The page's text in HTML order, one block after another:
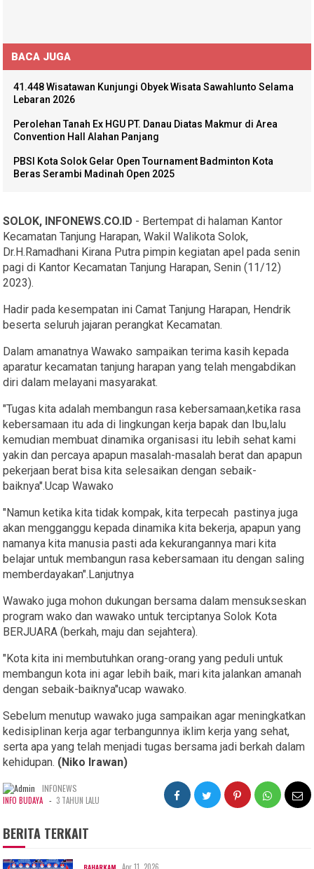
BACA JUGA
41.448 Wisatawan Kunjungi Obyek Wisata Sawahlunto Selama
Lebaran 2026
Perolehan Tanah Ex HGU PT. Danau Diatas Makmur di Area
Convention Hall Alahan Panjang
PBSI Kota Solok Gelar Open Tournament Badminton Kota
Beras Serambi Madinah Open 2025
SOLOK, INFONEWS.CO.ID - Bertempat di halaman Kantor
Kecamatan Tanjung Harapan, Wakil Walikota Solok,
Dr.H.Ramadhani Kirana Putra pimpin kegiatan apel pada senin
pagi di Kantor Kecamatan Tanjung Harapan, Senin (11/12)
2023).
Hadir pada kesempatan ini Camat Tanjung Harapan, Hendrik
beserta seluruh jajaran perangkat Kecamatan.
Dalam amanatnya Wawako sampaikan terima kasih kepada
aparatur kecamatan tanjung harapan yang telah mengabdikan
diri dalam melayani masyarakat.
"Tugas kita adalah membangun rasa kebersamaan,ketika rasa
kebersamaan itu ada di lingkungan kerja bapak dan Ibu,lalu
kemudian membuat dinamika organisasi itu lebih sehat kami
yakin dan percaya apapun masalah-masalah berat dan apapun
pekerjaan berat bisa kita selesaikan dengan sebaik-
baiknya".Ucap Wawako
"Namun ketika kita tidak kompak, kita terpecah pastinya juga
akan mengganggu kepada dinamika kita bekerja, apapun yang
namanya kita manusia pasti ada kekurangannya mari kita
belajar untuk membangun rasa kebersamaan itu dengan saling
memberdayakan".Lanjutnya
Wawako juga mohon dukungan bersama dalam mensukseskan
program wako dan wawako untuk terciptanya Solok Kota
BERJUARA (berkah, maju dan sejahtera).
"Kota kita ini membutuhkan orang-orang yang peduli untuk
membangun kota ini agar lebih baik, mari kita jalankan amanah
dengan sebaik-baiknya"ucap wawako.
Sebelum menutup wawako juga sampaikan agar meningkatkan
kedisiplinan kerja agar terbangunnya iklim kerja yang sehat,
serta apa yang telah menjadi tugas bersama jadi berkah dalam
kehidupan. (Niko Irawan)
INFONEWS
INFO BUDAYA - 3 TAHUN LALU
BERITA TERKAIT